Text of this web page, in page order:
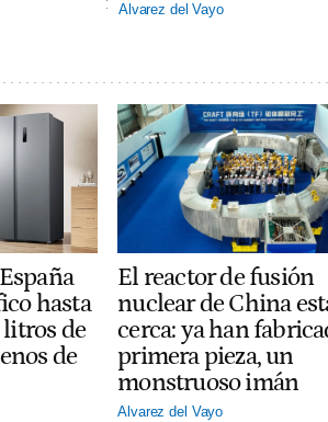
Alvarez del Vayo
hasta
litros de
de
El reactor de fusión
nuclear de China
cerca: ya han
primera pieza, un
monstruoso imán
Alvarez del Vayo